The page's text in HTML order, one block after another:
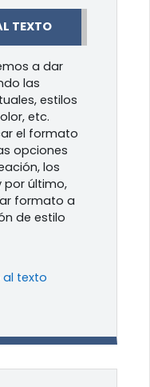
TEXTO
a dar
las
estilos
etc.
el formato
opciones
los
por último,
formato a
de estilo
texto